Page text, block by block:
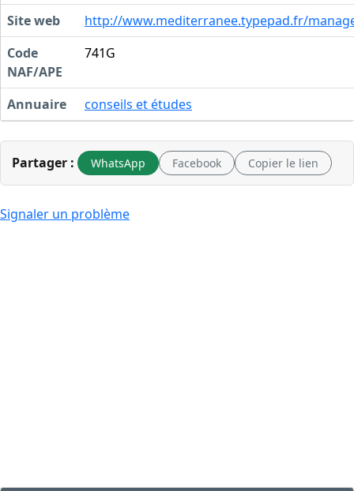
Site web
http://www.mediterranee.typepad.fr/
Code
NAF/APE
741G
Annuaire conseils et études
Partager : WhatsApp Facebook Copier le lien
Signaler un problème